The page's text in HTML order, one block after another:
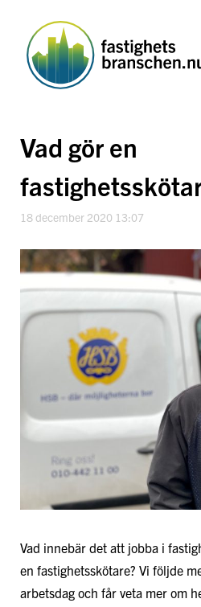
innehåll
Vad gör en
18 december 2020 13:07
Vad innebär det att jobba i
en fastighetsskötare? Vi följde
arbetsdag och får veta mer om